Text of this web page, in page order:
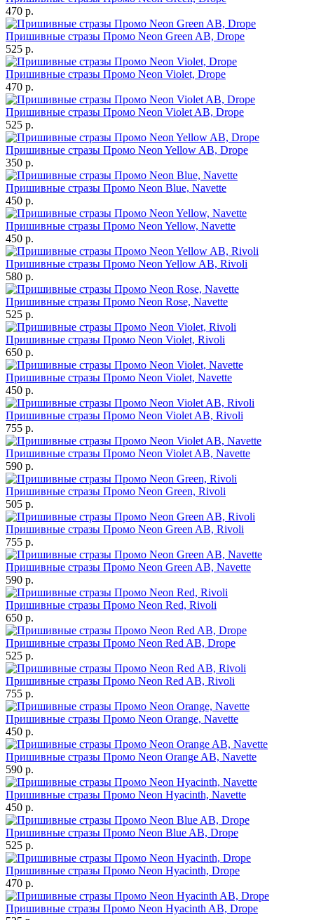
470 р.
Пришивные стразы Промо Neon Green AB, Drope
525 р.
Пришивные стразы Промо Neon Violet, Drope
470 р.
Пришивные стразы Промо Neon Violet AB, Drope
525 р.
Пришивные стразы Промо Neon Yellow AB, Drope
350 р.
Пришивные стразы Промо Neon Blue, Navette
450 р.
Пришивные стразы Промо Neon Yellow, Navette
450 р.
Пришивные стразы Промо Neon Yellow AB, Rivoli
580 р.
Пришивные стразы Промо Neon Rose, Navette
525 р.
Пришивные стразы Промо Neon Violet, Rivoli
650 р.
Пришивные стразы Промо Neon Violet, Navette
450 р.
Пришивные стразы Промо Neon Violet AB, Rivoli
755 р.
Пришивные стразы Промо Neon Violet AB, Navette
590 р.
Пришивные стразы Промо Neon Green, Rivoli
505 р.
Пришивные стразы Промо Neon Green AB, Rivoli
755 р.
Пришивные стразы Промо Neon Green AB, Navette
590 р.
Пришивные стразы Промо Neon Red, Rivoli
650 р.
Пришивные стразы Промо Neon Red AB, Drope
525 р.
Пришивные стразы Промо Neon Red AB, Rivoli
755 р.
Пришивные стразы Промо Neon Orange, Navette
450 р.
Пришивные стразы Промо Neon Orange AB, Navette
590 р.
Пришивные стразы Промо Neon Hyacinth, Navette
450 р.
Пришивные стразы Промо Neon Blue AB, Drope
525 р.
Пришивные стразы Промо Neon Hyacinth, Drope
470 р.
Пришивные стразы Промо Neon Hyacinth AB, Drope